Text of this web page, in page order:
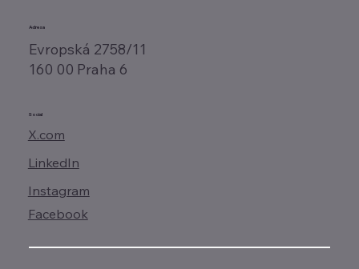
Adresa
Evropská 2758/11
160 00 Praha 6
Social
X.com
LinkedIn
Instagram
Facebook